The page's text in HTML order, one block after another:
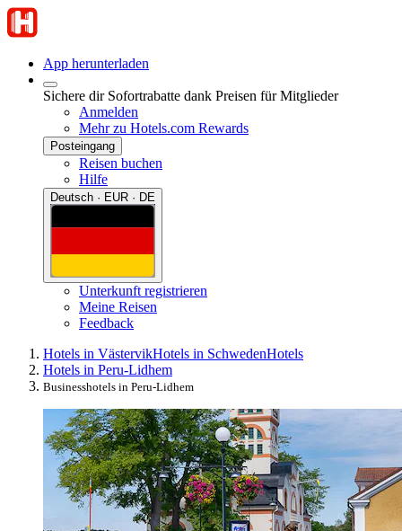
App herunterladen
Sichere dir Sofortrabatte dank Preisen für Mitglieder
Anmelden
Mehr zu Hotels.com Rewards
Posteingang
Reisen buchen
Hilfe
Deutsch · EUR · DE
Unterkunft registrieren
Meine Reisen
Feedback
Hotels in VästervikHotels in SchwedenHotels
Hotels in Peru-Lidhem
Businesshotels in Peru-Lidhem